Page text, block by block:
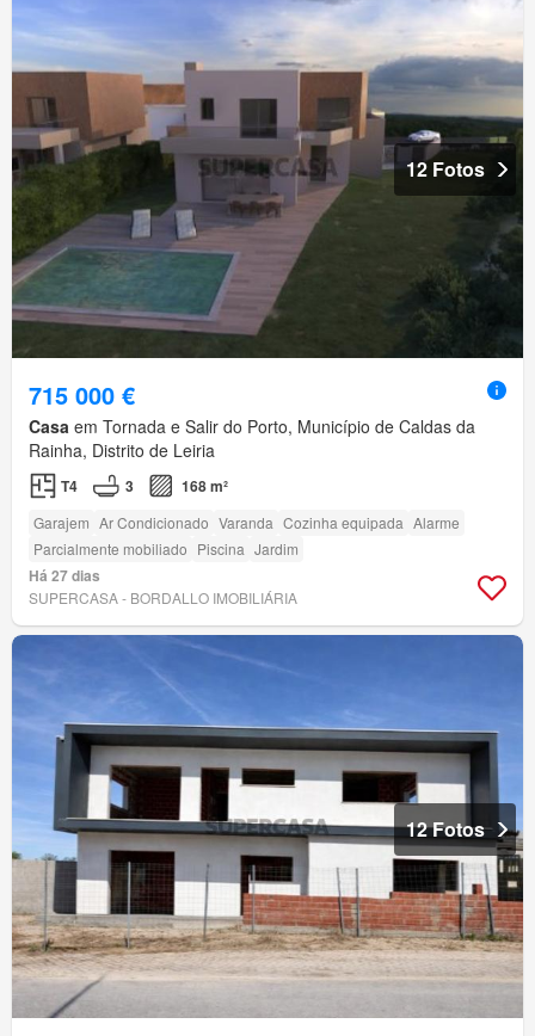
12 Fotos
715 000 €
Casa em Tornada e Salir do Porto, Município de Caldas da
Rainha, Distrito de Leiria
T4 3 168 m²
Garajem Ar Condicionado Varanda Cozinha equipada Alarme
Parcialmente mobiliado Piscina Jardim
Há 27 dias
SUPERCASA - BORDALLO IMOBILIÁRIA
12 Fotos